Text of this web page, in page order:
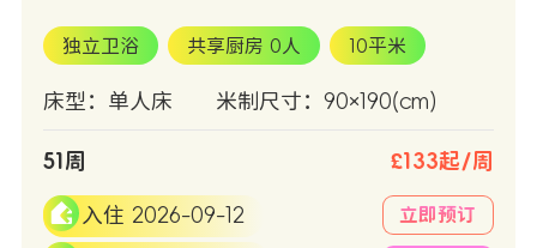
独立卫浴 共享厨房 0人 10平米
床型：单人床 米制尺寸：90×190(cm)
51周 £133起/周
入住 2026-09-12 立即预订